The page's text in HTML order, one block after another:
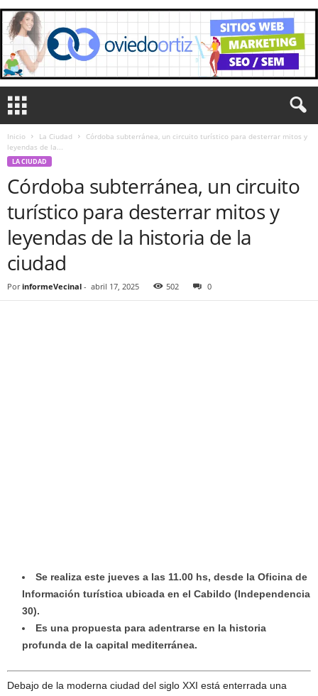
Inicio La Ciudad
Córdoba subterránea, un circuito turístico para desterrar mitos y
leyendas de la...
LA CIUDAD
Córdoba subterránea, un circuito
turístico para desterrar mitos y
leyendas de la historia de la
ciudad
Por informeVecinal - abril 17, 2025 502 0
Se realiza este jueves a las 11.00 hs, desde la Oficina de
Información turística ubicada en el Cabildo (Independencia
30).
Es una propuesta para adentrarse en la historia
profunda de la capital mediterránea.
Debajo de la moderna ciudad del siglo XXI está enterrada una